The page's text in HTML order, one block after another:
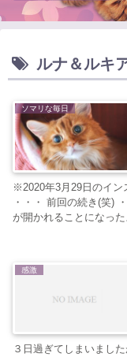
ルナ＆ルキ
ソマリな毎日
※2020年3月29日のイ
・・・ 前回の続き(笑)
が開かれることになっ
感激
３日過ぎてしまいまし